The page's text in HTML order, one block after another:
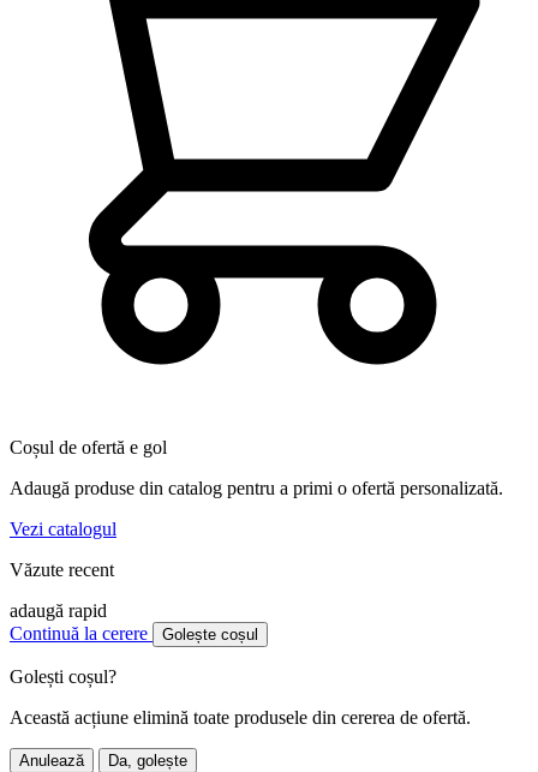
Coșul de ofertă e gol
Adaugă produse din catalog pentru a primi o ofertă personalizată.
Vezi catalogul
Văzute recent
adaugă rapid
Continuă la cerere
Golește coșul
Golești coșul?
Această acțiune elimină toate produsele din cererea de ofertă.
Anulează
Da, golește